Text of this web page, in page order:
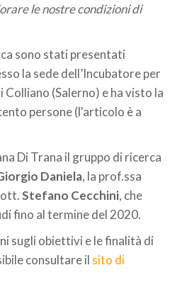
le nostre condizioni di
sono stati presentati
la sede dell’Incubatore per
Colliano (Salerno) e ha visto la
persone (l'articolo è a
Di Trana il gruppo di ricerca
Daniela, la prof.ssa
Stefano Cecchini, che
fino al termine del 2020.
sugli obiettivi e le finalità di
consultare il sito di